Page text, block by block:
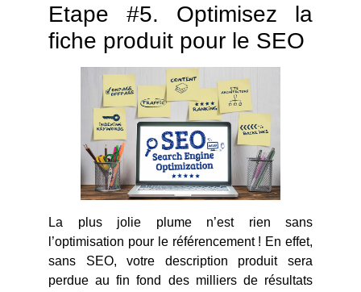
Etape #5. Optimisez la
fiche produit pour le SEO
La plus jolie plume n’est rien sans
l’optimisation pour le référencement ! En effet,
sans SEO, votre description produit sera
perdue au fin fond des milliers de résultats